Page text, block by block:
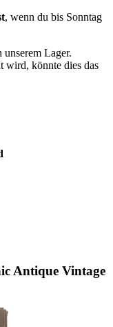
, wenn du bis Sonntag
Lager.
wird, könnte dies das
Antique Vintage